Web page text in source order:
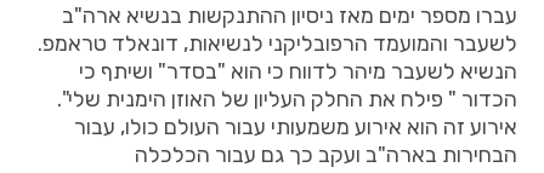
עברו מספר ימים מאז ניסיון ההתנקשות בנשיא ארה"ב
לשעבר והמועמד הרפובליקני לנשיאות, דונאלד טראמפ.
הנשיא לשעבר מיהר לדווח כי הוא "בסדר" ושיתף כי
הכדור " פילח את החלק העליון של האוזן הימנית שלי".
אירוע זה הוא אירוע משמעותי עבור העולם כולו, עבור
הבחירות בארה"ב ועקב כך גם עבור הכלכלה